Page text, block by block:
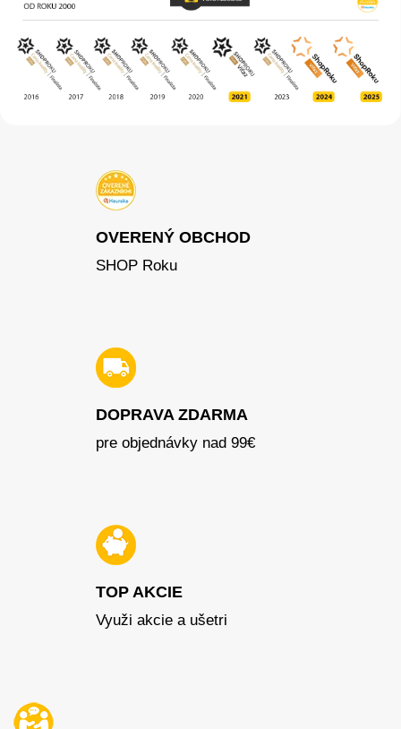
OVERENÝ OBCHOD
SHOP Roku
DOPRAVA ZDARMA
pre objednávky nad 99€
TOP AKCIE
Využi akcie a ušetri